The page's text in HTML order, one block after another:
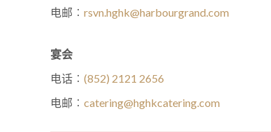
电邮︰ rsvn.hghk@harbourgrand.com
宴会
电话︰ (852) 2121 2656
电邮︰ catering@hghkcatering.com